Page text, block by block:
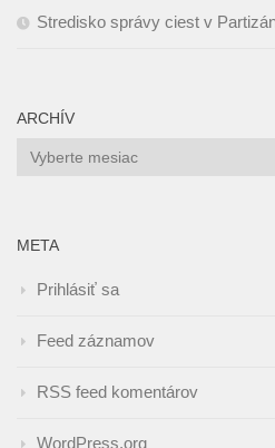
Stredisko správy ciest v
ARCHÍV
Archív
META
Prihlásiť sa
Feed záznamov
RSS feed komentárov
WordPress.org